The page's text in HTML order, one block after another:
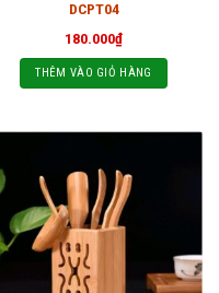
DCPT04
180.000₫
THÊM VÀO GIỎ HÀNG